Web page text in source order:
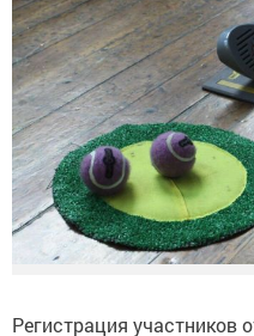
Регистрация участников